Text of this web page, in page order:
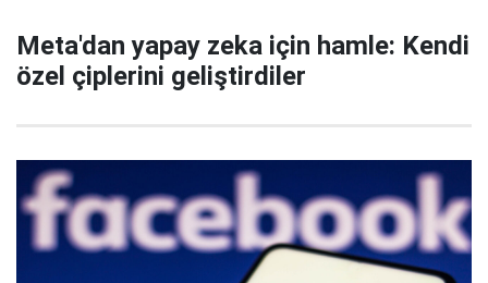
Meta'dan yapay zeka için hamle: Kendi
özel çiplerini geliştirdiler